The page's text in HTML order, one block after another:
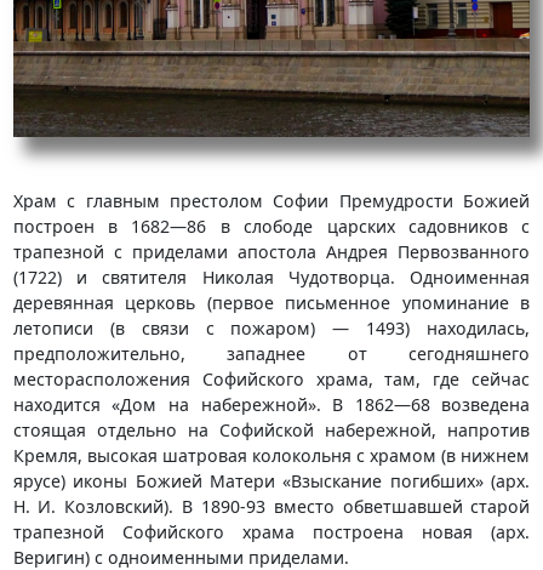
Храм с главным престолом Софии Премудрости Божией
построен в 1682—86 в слободе царских садовников с
трапезной с приделами апостола Андрея Первозванного
(1722) и святителя Николая Чудотворца. Одноименная
деревянная церковь (первое письменное упоминание в
летописи (в связи с пожаром) — 1493) находилась,
предположительно, западнее от сегодняшнего
месторасположения Софийского храма, там, где сейчас
находится «Дом на набережной». В 1862—68 возведена
стоящая отдельно на Софийской набережной, напротив
Кремля, высокая шатровая колокольня с храмом (в нижнем
ярусе) иконы Божией Матери «Взыскание погибших» (арх.
Н. И. Козловский). В 1890-93 вместо обветшавшей старой
трапезной Софийского храма построена новая (арх.
Веригин) с одноименными приделами.